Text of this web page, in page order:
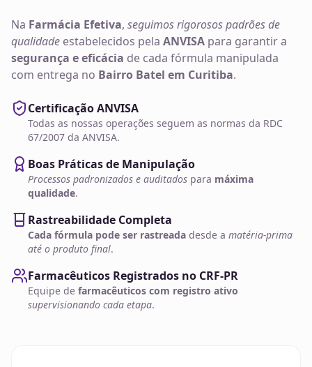
Na Farmácia Efetiva, seguimos rigorosos padrões de
qualidade estabelecidos pela ANVISA para garantir a
segurança e eficácia de cada fórmula manipulada
com entrega no Bairro Batel em Curitiba.
Certificação ANVISA
Todas as nossas operações seguem as normas da RDC
67/2007 da ANVISA.
Boas Práticas de Manipulação
Processos padronizados e auditados para máxima
qualidade.
Rastreabilidade Completa
Cada fórmula pode ser rastreada desde a matéria-prima
até o produto final.
Farmacêuticos Registrados no CRF-PR
Equipe de farmacêuticos com registro ativo
supervisionando cada etapa.